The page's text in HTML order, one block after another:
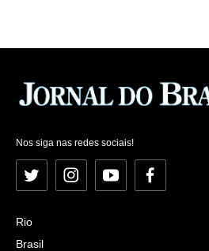
Nos siga nas redes sociais!
Twitter InstagramYouTubeFacebook
Rio
Brasil